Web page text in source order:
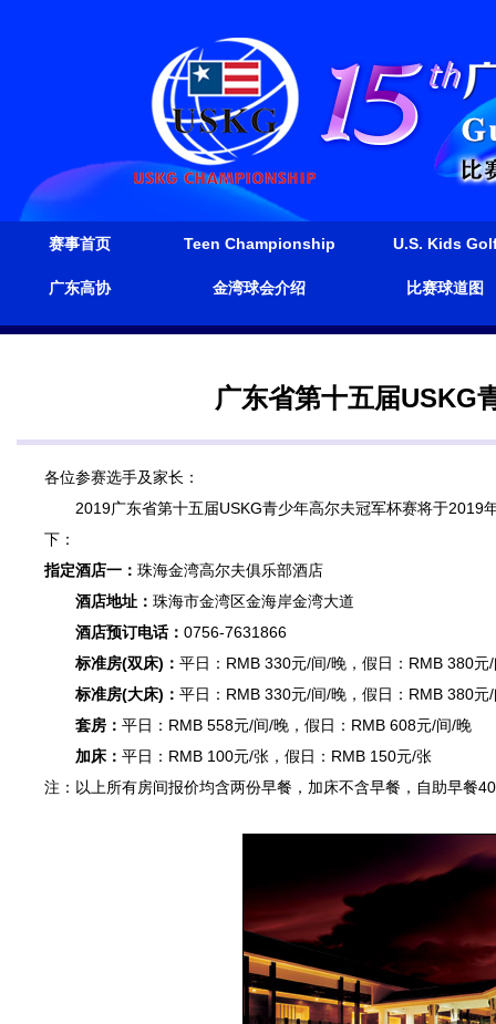
赛事首页 Teen Championship U.S. Kids
广东高协 金湾球会介绍 比赛球道图
广东省第十五届USKG
各位参赛选手及家长：
2019广东省第十五届USKG青少年高尔夫冠军杯赛将于2019
下：
指定酒店一： 珠海金湾高尔夫俱乐部酒店
酒店地址： 珠海市金湾区金海岸金湾大道
酒店预订电话： 0756-7631866
标准房(双床)： 平日：RMB 330元/间/晚，假日：RMB 380
标准房(大床)： 平日：RMB 330元/间/晚，假日：RMB 380元
套房： 平日：RMB 558元/间/晚，假日：RMB 608元/间/晚
加床： 平日：RMB 100元/张，假日：RMB 150元/张
注：以上所有房间报价均含两份早餐，加床不含早餐，自助早餐